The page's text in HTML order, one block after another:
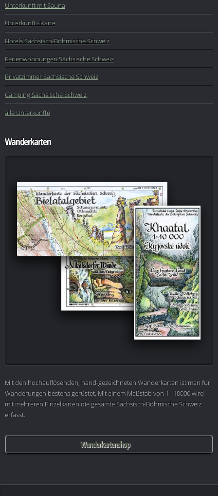
Unterkunft mit Sauna
Unterkunft - Karte
Hotels Sächsisch-Böhmische Schweiz
Ferienwohnungen Sächsische Schweiz
Privatzimmer Sächsische Schweiz
Camping Sächsische Schweiz
alle Unterkünfte
Wanderkarten
Mit den hochauflösenden, hand-gezeichneten Wanderkarten ist man für
Wanderungen bestens gerüstet. Mit einem Maßstab von 1 : 10000 wird
mit mehreren Einzelkarten die gesamte Sächsisch-Böhmische Schweiz
erfasst.
Wanderkartenshop